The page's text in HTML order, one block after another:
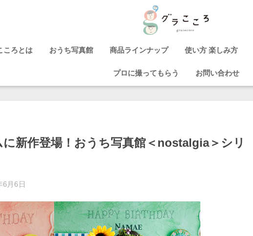
ころとは おうち写真館 商品ラインナップ 使い方 楽しみ方
プロに撮ってもらう お問い合わせ
新作登場！おうち写真館＜nostalgia＞シリ
6月6日